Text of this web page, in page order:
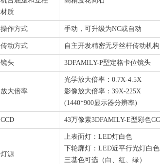
材质
操作方式 手动，可升级为NC或自动
传动方式 自主开发精密无牙丝杆传动机构
镜头 3DFAMILY-P型定格卡位镜头
放大倍率
光学放大倍率：0.7X-4.5X
影像放大倍率：39X-225X
(1440*900显示器分辨率)
CCD 43万像素3DFAMILY-E型彩色
灯源
上表面灯：LED灯白色
下轮廓灯：LED近平行光灯白色
三基色可选（白、红、绿）